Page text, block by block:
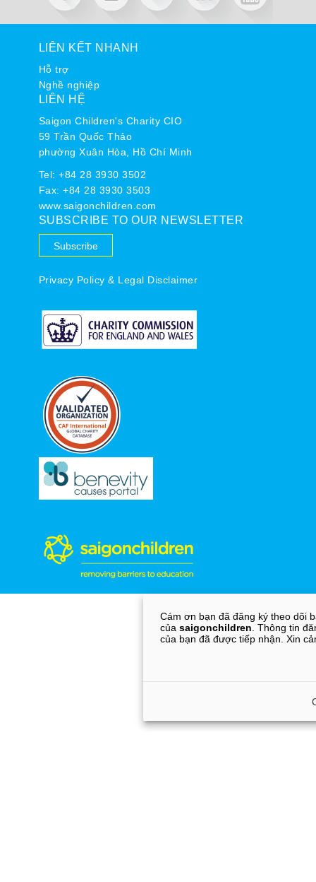
LIÊN KẾT NHANH
Hỗ trợ
Nghề nghiệp
LIÊN HỆ
Saigon Children's Charity CIO
59 Trần Quốc Thảo
phường Xuân Hòa, Hồ Chí Minh
Tel:+84 28 3930 3502
Fax: +84 28 3930 3503
www.saigonchildren.com
SUBSCRIBE TO OUR NEWSLETTER
Subscribe
Privacy Policy & Legal Disclaimer
Cám ơn bạn đã đăng ký theo dõi
của saigonchildren. Thông tin
của bạn đã được tiếp nhận. Xin